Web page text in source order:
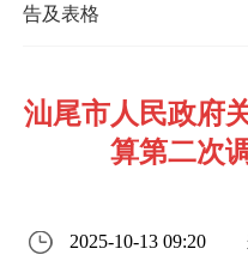
告及表格
汕尾市人民政府
算第二次
2025-10-13 09:20